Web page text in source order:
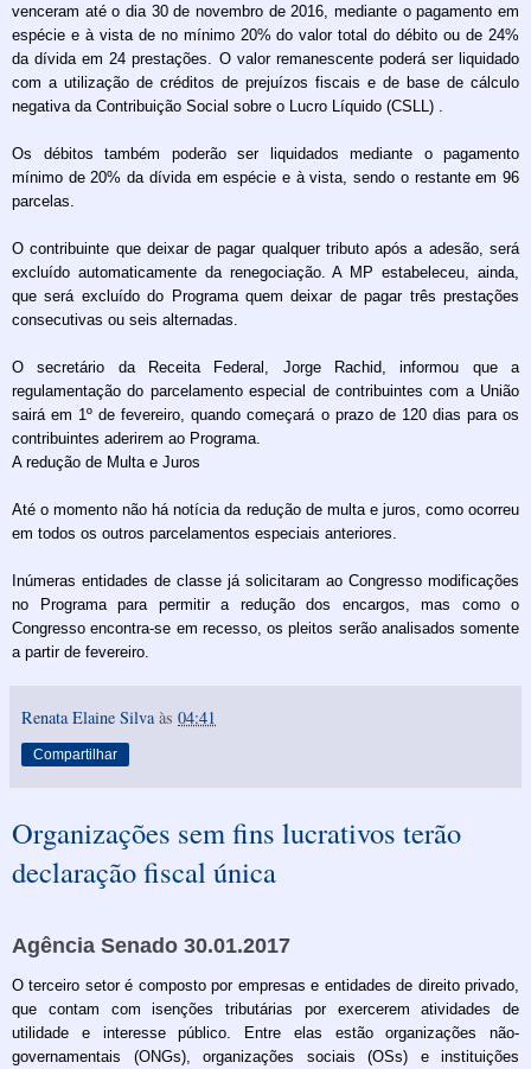
venceram até o dia 30 de novembro de 2016, mediante o pagamento em
espécie e à vista de no mínimo 20% do valor total do débito ou de 24%
da dívida em 24 prestações. O valor remanescente poderá ser liquidado
com a utilização de créditos de prejuízos fiscais e de base de cálculo
negativa da Contribuição Social sobre o Lucro Líquido (CSLL) .
Os débitos também poderão ser liquidados mediante o pagamento
mínimo de 20% da dívida em espécie e à vista, sendo o restante em 96
parcelas.
O contribuinte que deixar de pagar qualquer tributo após a adesão, será
excluído automaticamente da renegociação. A MP estabeleceu, ainda,
que será excluído do Programa quem deixar de pagar três prestações
consecutivas ou seis alternadas.
O secretário da Receita Federal, Jorge Rachid, informou que a
regulamentação do parcelamento especial de contribuintes com a União
sairá em 1º de fevereiro, quando começará o prazo de 120 dias para os
contribuintes aderirem ao Programa.
A redução de Multa e Juros
Até o momento não há notícia da redução de multa e juros, como ocorreu
em todos os outros parcelamentos especiais anteriores.
Inúmeras entidades de classe já solicitaram ao Congresso modificações
no Programa para permitir a redução dos encargos, mas como o
Congresso encontra-se em recesso, os pleitos serão analisados somente
a partir de fevereiro.
Renata Elaine Silva às 04:41
Compartilhar
Organizações sem fins lucrativos terão
declaração fiscal única
Agência Senado 30.01.2017
O terceiro setor é composto por empresas e entidades de direito privado,
que contam com isenções tributárias por exercerem atividades de
utilidade e interesse público. Entre elas estão organizações não-
governamentais (ONGs), organizações sociais (OSs) e instituições